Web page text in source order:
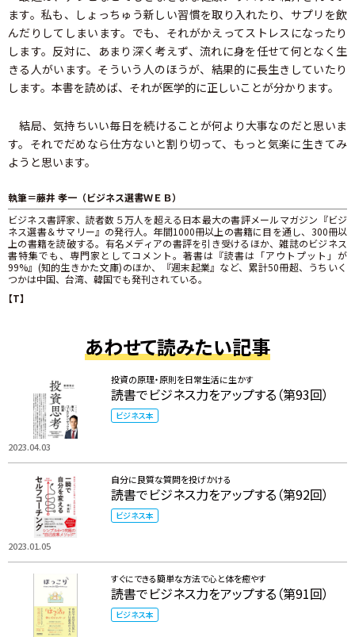
ます。私も、しょっちゅう新しい習慣を取り入れたり、サプリを飲
んだりしてしまいます。でも、それがかえってストレスになったり
します。反対に、あまり深く考えず、流れに身を任せて何となく生
きる人がいます。そういう人のほうが、結果的に長生きしていたり
します。本書を読めば、それが医学的に正しいことが分かります。
結局、気持ちいい毎日を続けることが何より大事なのだと思いま
す。それでだめなら仕方ないと割り切って、もっと気楽に生きてみ
ようと思います。
執筆＝藤井 孝一（ビジネス選書ＷＥＢ）
ビジネス書評家、読者数５万人を超える日本最大の書評メールマガジン『ビジ
ネス選書＆サマリー』の発行人。年間1000冊以上の書籍に目を通し、300冊以
上の書籍を読破する。有名メディアの書評を引き受けるほか、雑誌のビジネス
書特集でも、専門家としてコメント。著書は『読書は「アウトプット」が
99%』(知的生きかた文庫)のほか、『週末起業』など、累計50冊超、うちいく
つかは中国、台湾、韓国でも発刊されている。
【T】
あわせて読みたい記事
2023.04.03
投資の原理・原則を日常生活に生かす
読書でビジネス力をアップする（第93回）
ビジネス本
2023.01.05
自分に良質な質問を投げかける
読書でビジネス力をアップする（第92回）
ビジネス本
すぐにできる簡単な方法で心と体を癒やす
読書でビジネス力をアップする（第91回）
ビジネス本